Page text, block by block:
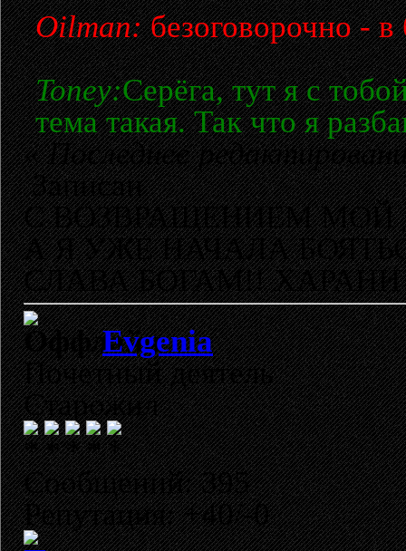
Oilman:безоговорочно - в
Toney:Серёга, тут я с
тема такая. Так что я
«Последнее
Записан
С ВОЗВРАЩЕНИЕМ МОЙ
А Я УЖЕ НАЧАЛА
СЛАВА БОГАМ!!
Evgenia
Почетный деятель
Старожил
Сообщений: 395
Репутация: +40/-0